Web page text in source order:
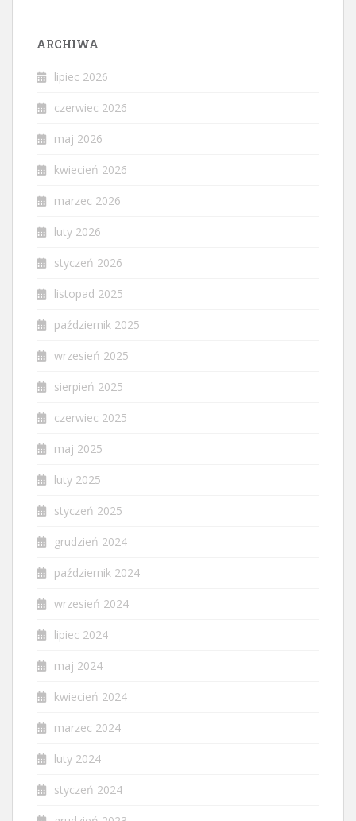
ARCHIWA
lipiec 2026
czerwiec 2026
maj 2026
kwiecień 2026
marzec 2026
luty 2026
styczeń 2026
listopad 2025
październik 2025
wrzesień 2025
sierpień 2025
czerwiec 2025
maj 2025
luty 2025
styczeń 2025
grudzień 2024
październik 2024
wrzesień 2024
lipiec 2024
maj 2024
kwiecień 2024
marzec 2024
luty 2024
styczeń 2024